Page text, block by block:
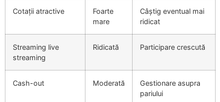
Cotații atractive
Foarte
mare
Câștig eventual mai
ridicat
Streaming live
streaming
Ridicată Participare crescută
Cash-out Moderată
Gestionare asupra
pariului